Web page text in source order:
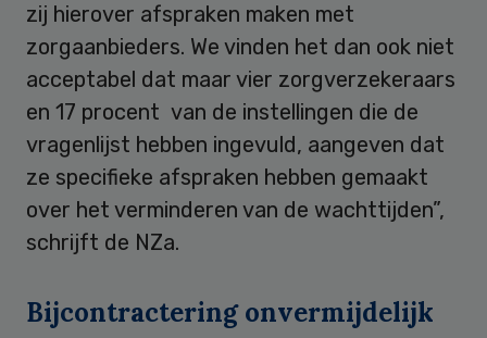
zij hierover afspraken maken met
zorgaanbieders. We vinden het dan ook niet
acceptabel dat maar vier zorgverzekeraars
en 17 procent van de instellingen die de
vragenlijst hebben ingevuld, aangeven dat
ze specifieke afspraken hebben gemaakt
over het verminderen van de wachttijden”,
schrijft de NZa.
Bijcontractering onvermijdelijk